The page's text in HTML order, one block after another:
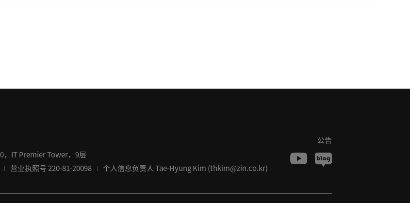
，IT Premier Tower，9层
营业执照号 220-81-20098 个人信息负责人 Tae-Hyung Kim (thkim@zin.co.kr)
公告